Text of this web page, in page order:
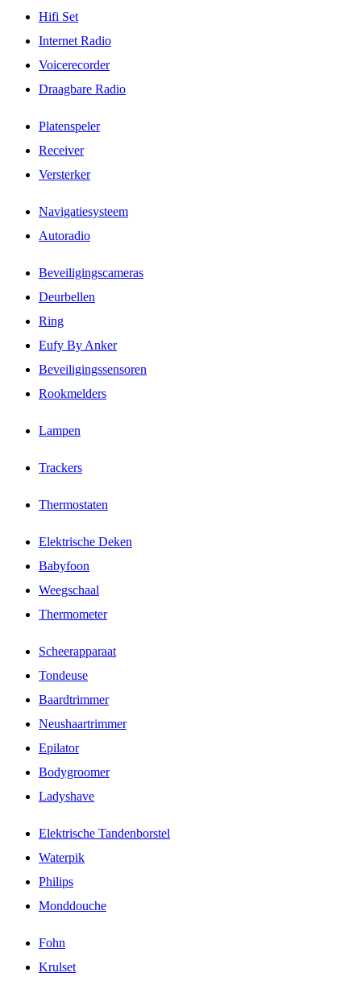
Hifi Set
Internet Radio
Voicerecorder
Draagbare Radio
Platenspeler
Receiver
Versterker
Navigatiesysteem
Autoradio
Beveiligingscameras
Deurbellen
Ring
Eufy By Anker
Beveiligingssensoren
Rookmelders
Lampen
Trackers
Thermostaten
Elektrische Deken
Babyfoon
Weegschaal
Thermometer
Scheerapparaat
Tondeuse
Baardtrimmer
Neushaartrimmer
Epilator
Bodygroomer
Ladyshave
Elektrische Tandenborstel
Waterpik
Philips
Monddouche
Fohn
Krulset